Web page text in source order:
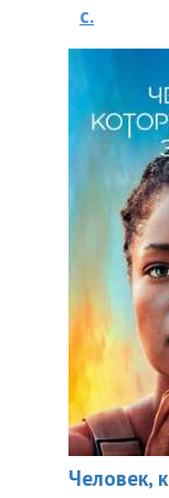
с.
Человек,